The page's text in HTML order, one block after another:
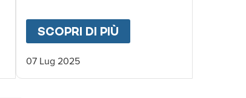
DEL BARATRO IN ZAMBIA
DEI GIOVANI
SCOPRI DI PIÙ
07 Lug 2025